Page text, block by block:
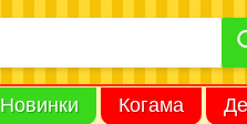
Новинки Когама